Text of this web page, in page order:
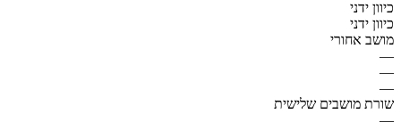
כיוון ידני
כיוון ידני
מושב אחורי
—
—
—
שורת מושבים שלישית